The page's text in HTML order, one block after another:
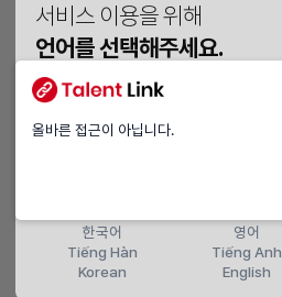
서비스 이용을 위해
언어를 선택해주세요.
Vui lòng chọn ngôn ngữ.
Please choose a language.
한국어
Tiếng Hàn
Korean
영어
Tiếng Anh
English
올바른 접근이 아닙니다.